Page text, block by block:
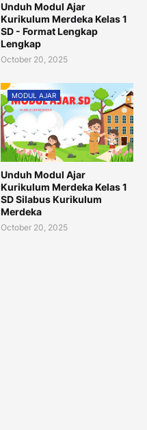
Unduh Modul Ajar
Kurikulum Merdeka Kelas 1
SD - Format Lengkap
Lengkap
October 20, 2025
MODUL AJAR
Unduh Modul Ajar
Kurikulum Merdeka Kelas 1
SD Silabus Kurikulum
Merdeka
October 20, 2025